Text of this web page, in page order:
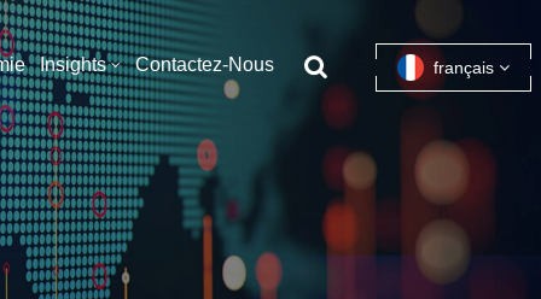
français
English
français
español
Insights Contactez-Nous